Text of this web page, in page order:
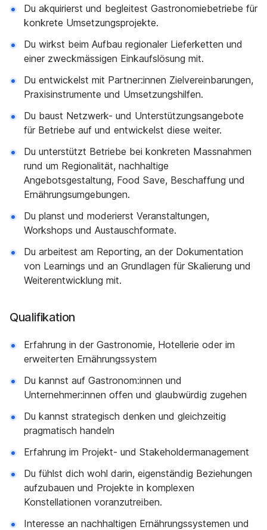
Du akquirierst und begleitest Gastronomiebetriebe für
konkrete Umsetzungsprojekte.
Du wirkst beim Aufbau regionaler Lieferketten und
einer zweckmässigen Einkaufslösung mit.
Du entwickelst mit Partner:innen Zielvereinbarungen,
Praxisinstrumente und Umsetzungshilfen.
Du baust Netzwerk- und Unterstützungsangebote
für Betriebe auf und entwickelst diese weiter.
Du unterstützt Betriebe bei konkreten Massnahmen
rund um Regionalität, nachhaltige
Angebotsgestaltung, Food Save, Beschaffung und
Ernährungsumgebungen.
Du planst und moderierst Veranstaltungen,
Workshops und Austauschformate.
Du arbeitest am Reporting, an der Dokumentation
von Learnings und an Grundlagen für Skalierung und
Weiterentwicklung mit.
Qualifikation
Erfahrung in der Gastronomie, Hotellerie oder im
erweiterten Ernährungssystem
Du kannst auf Gastronom:innen und
Unternehmer:innen offen und glaubwürdig zugehen
Du kannst strategisch denken und gleichzeitig
pragmatisch handeln
Erfahrung im Projekt- und Stakeholdermanagement
Du fühlst dich wohl darin, eigenständig Beziehungen
aufzubauen und Projekte in komplexen
Konstellationen voranzutreiben.
Interesse an nachhaltigen Ernährungssystemen und